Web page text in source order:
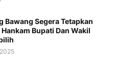
Bawang Segera Tetapkan
Bupati Dan Wakil